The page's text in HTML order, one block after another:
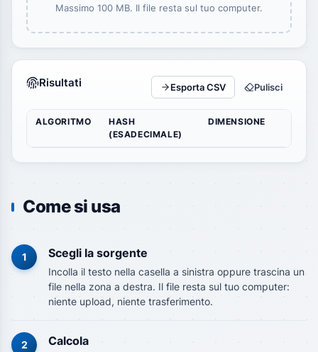
Massimo 100 MB. Il file resta sul tuo computer.
Risultati Esporta CSV Pulisci
ALGORITMO
HASH
(ESADECIMALE)
DIMENSIONE
Come si usa
1 Scegli la sorgente
Incolla il testo nella casella a sinistra oppure trascina un
file nella zona a destra. Il file resta sul tuo computer:
niente upload, niente trasferimento.
2 Calcola